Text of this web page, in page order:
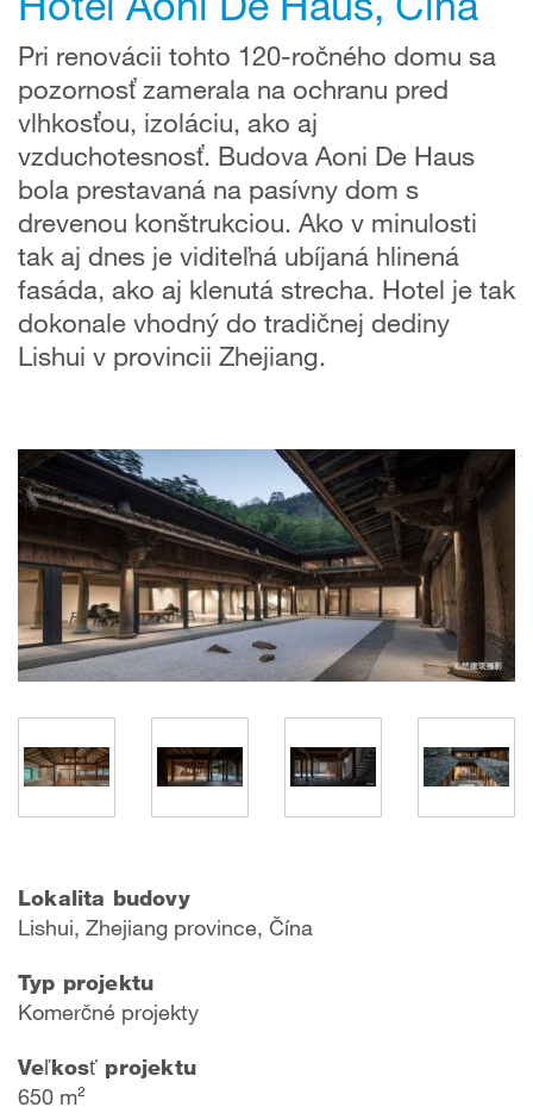
Pri renovácii tohto 120-ročného domu sa
pozornosť zamerala na ochranu pred
vlhkosťou, izoláciu, ako aj
vzduchotesnosť. Budova Aoni De Haus
bola prestavaná na pasívny dom s
drevenou konštrukciou. Ako v minulosti
tak aj dnes je viditeľná ubíjaná hlinená
fasáda, ako aj klenutá strecha. Hotel je tak
dokonale vhodný do tradičnej dediny
Lishui v provincii Zhejiang.
Lokalita budovy
Lishui, Zhejiang province, Čína
Typ projektu
Komerčné projekty
Veľkosť projektu
650 m²